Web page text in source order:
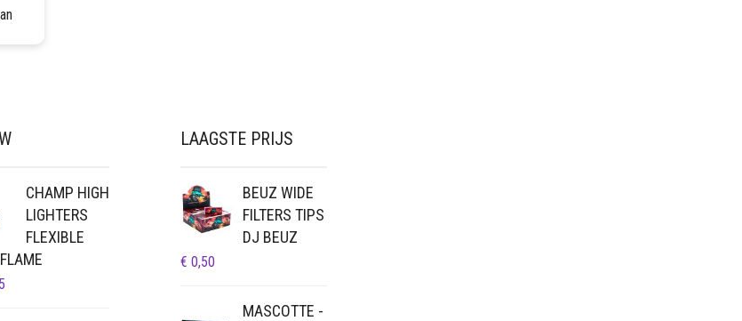
CHAMP HIGH
LIGHTERS
FLEXIBLE
LAAGSTE PRIJS
BEUZ WIDE
FILTERS TIPS
DJ BEUZ
€ 0,50
MASCOTTE -